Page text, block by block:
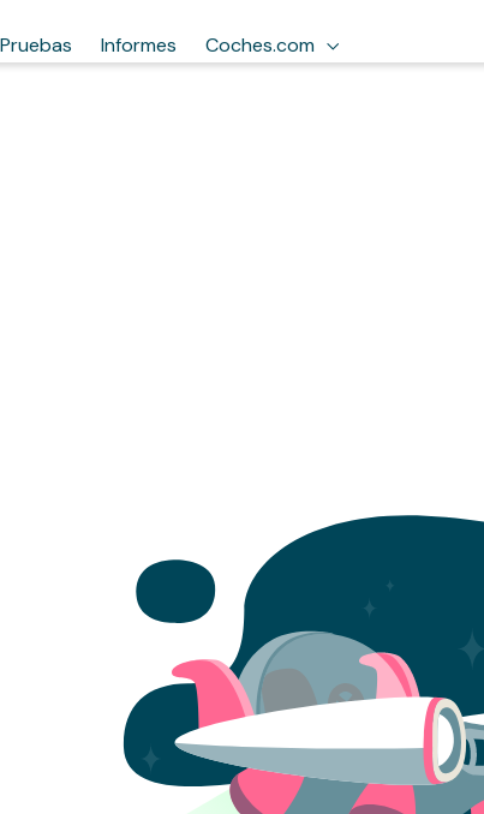
Pruebas Informes Coches.com